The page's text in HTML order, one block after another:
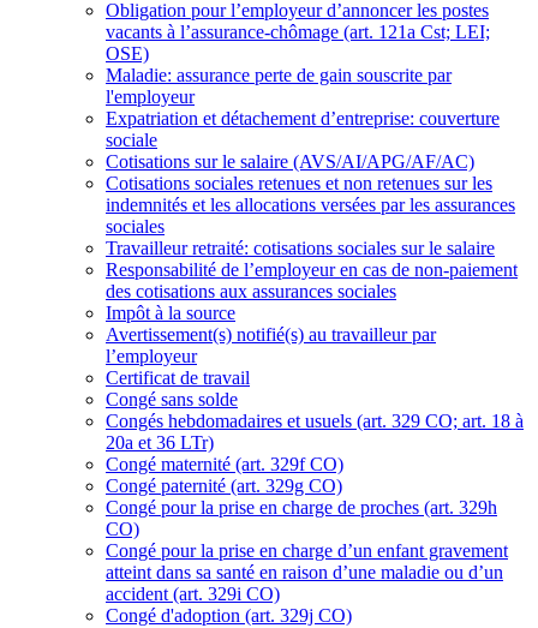
Obligation pour l’employeur d’annoncer les postes
vacants à l’assurance-chômage (art. 121a Cst; LEI;
OSE)
Maladie: assurance perte de gain souscrite par
l'employeur
Expatriation et détachement d’entreprise: couverture
sociale
Cotisations sur le salaire (AVS/AI/APG/AF/AC)
Cotisations sociales retenues et non retenues sur les
indemnités et les allocations versées par les assurances
sociales
Travailleur retraité: cotisations sociales sur le salaire
Responsabilité de l’employeur en cas de non-paiement
des cotisations aux assurances sociales
Impôt à la source
Avertissement(s) notifié(s) au travailleur par
l’employeur
Certificat de travail
Congé sans solde
Congés hebdomadaires et usuels (art. 329 CO; art. 18 à
20a et 36 LTr)
Congé maternité (art. 329f CO)
Congé paternité (art. 329g CO)
Congé pour la prise en charge de proches (art. 329h
CO)
Congé pour la prise en charge d’un enfant gravement
atteint dans sa santé en raison d’une maladie ou d’un
accident (art. 329i CO)
Congé d'adoption (art. 329j CO)